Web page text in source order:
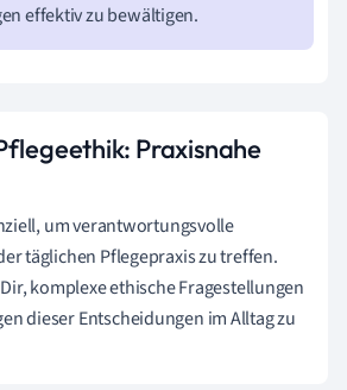
effektiv zu bewältigen.
Praxisnahe
um verantwortungsvolle
täglichen Pflegepraxis zu treffen.
komplexe ethische Fragestellungen
dieser Entscheidungen im Alltag zu